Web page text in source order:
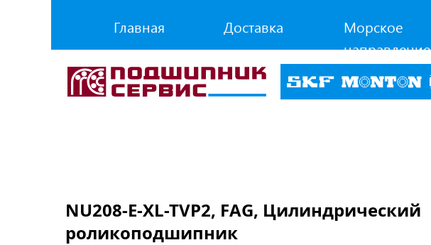
Главная Доставка
Морское
направление
NU208-E-XL-TVP2, FAG, Цилиндрический
роликоподшипник